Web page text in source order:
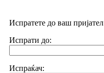
Испратете до ваш пријател
Испрати до:
Испраќач: